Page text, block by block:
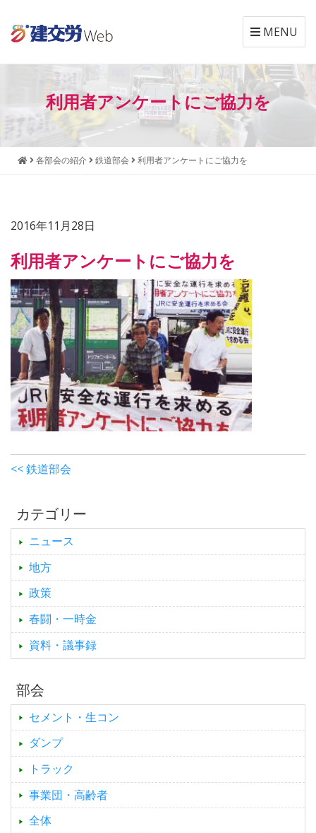
本
ン
メ
ジ
MENU
利用者アンケートにご協力を
各部会の紹介 鉄道部会 利用者アンケートにご協力を
2016年11月28日
利用者アンケートにご協力を
<< 鉄道部会
カテゴリー
ニュース
地方
政策
春闘・一時金
資料・議事録
部会
セメント・生コン
ダンプ
トラック
事業団・高齢者
全体